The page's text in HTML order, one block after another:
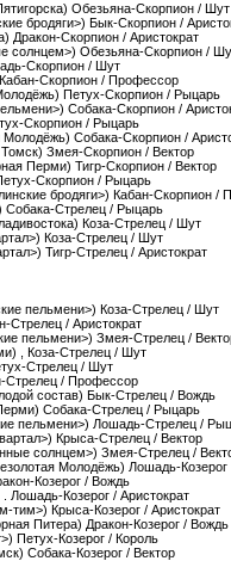
Обезьяна-Скорпион / Шут
бродяги>) Бык-Скорпион /
Дракон-Скорпион / Аристократ
солнцем>) Обезьяна-Скорпион /
Скорпион / Шут
Скорпион / Профессор
Петух-Скорпион / Рыцарь
Собака-Скорпион /
Скорпион / Рыцарь
Собака-Скорпион /
Змея-Скорпион / Вектор
Перми) Тигр-Скорпион / Вектор
Скорпион / Рыцарь
бродяги>) Кабан-Скорпион /
Собака-Стрелец / Рыцарь
Коза-Стрелец / Шут
Коза-Стрелец / Шут
Тигр-Стрелец / Аристократ
пельмени>) Коза-Стрелец / Шут
Стрелец / Аристократ
пельмени>) Змея-Стрелец /
, Коза-Стрелец / Шут
Стрелец / Шут
Стрелец / Профессор
состав) Бык-Стрелец / Вождь
Собака-Стрелец / Рыцарь
пельмени>) Лошадь-Стрелец /
Крыса-Стрелец / Вектор
солнцем>) Змея-Стрелец /
Молодёжь) Лошадь-Козерог
Козерог / Вождь
Лошадь-Козерог / Аристократ
тим>) Крыса-Козерог / Аристократ
Питера) Дракон-Козерог / Вождь
Петух-Козерог / Король
Собака-Козерог / Вектор